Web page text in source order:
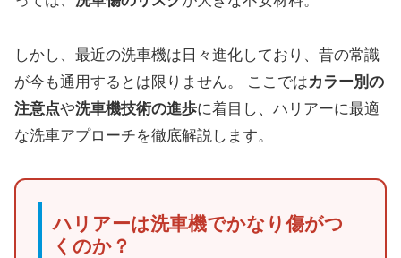
しかし、最近の洗車機は日々進化しており、昔の常識
が今も通用するとは限りません。 ここではカラー別の
注意点や洗車機技術の進歩に着目し、ハリアーに最適
な洗車アプローチを徹底解説します。
ハリアーは洗車機でかなり傷がつ
くのか？